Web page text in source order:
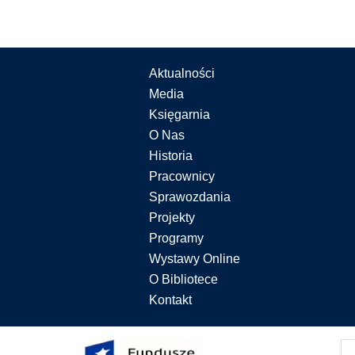
Aktualności
Media
Księgarnia
O Nas
Historia
Pracownicy
Sprawozdania
Projekty
Programy
Wystawy Online
O Bibliotece
Kontakt